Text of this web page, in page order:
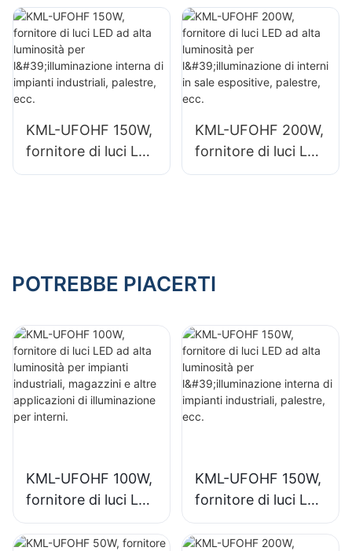
industriali,
magazzini e altre
applicazioni di
illuminazione per
interni.
per impianti
industriali,
magazzini e altre
applicazioni di
illuminazione per
interni.
KML-UFOHF 150W,
fornitore di luci LED
ad alta luminosità
KML-UFOHF 200W,
fornitore di luci LED
ad alta luminosità
POTREBBE PIACERTI
KML-UFOHF 100W,
fornitore di luci LED
ad alta luminosità
per impianti
KML-UFOHF 150W,
fornitore di luci LED
ad alta luminosità
per l'illuminazione